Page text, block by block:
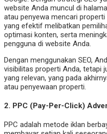
website Anda muncul di
atau penyewa mencari properti
yang efektif melibatkan
optimasi konten, serta
pengguna di website Anda.
Dengan menggunakan SEO,
visibilitas properti Anda, tetapi
yang relevan, yang pada
atau penyewaan properti.
2. PPC (Pay-Per-Click)
PPC adalah metode iklan